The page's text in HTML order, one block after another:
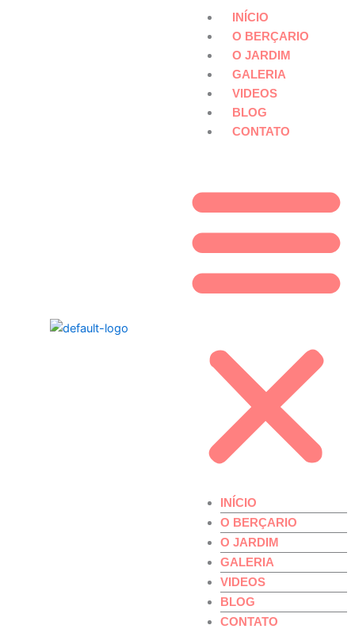
INÍCIO
O BERÇARIO
O JARDIM
GALERIA
VIDEOS
BLOG
CONTATO
INÍCIO
O BERÇARIO
O JARDIM
GALERIA
VIDEOS
BLOG
CONTATO